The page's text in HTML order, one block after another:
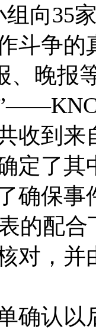
组向35
斗争
、晚报
收到
定了其
确保
的配
对，
确认